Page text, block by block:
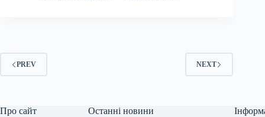
PREV NEXT
Про сайт Останні новини